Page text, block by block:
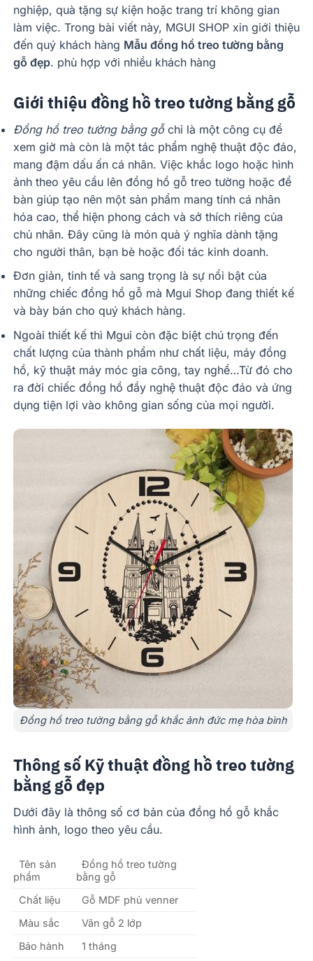
nghiệp, quà tặng sự kiện hoặc trang trí không gian
làm việc. Trong bài viết này, MGUI SHOP xin giới thiệu
đến quý khách hàng Mẫu đồng hồ treo tường bằng
gỗ đẹp. phù hợp với nhiều khách hàng
Giới thiệu đồng hồ treo tường bằng gỗ
Đồng hồ treo tường bằng gỗchỉ là một công cụ để
xem giờ mà còn là một tác phẩm nghệ thuật độc đáo,
mang đậm dấu ấn cá nhân. Việc khắc logo hoặc hình
ảnh theo yêu cầu lên đồng hồ gỗ treo tường hoặc để
bàn giúp tạo nên một sản phẩm mang tính cá nhân
hóa cao, thể hiện phong cách và sở thích riêng của
chủ nhân. Đây cũng là món quà ý nghĩa dành tặng
cho người thân, bạn bè hoặc đối tác kinh doanh.
Đơn giản, tinh tế và sang trọng là sự nổi bật của
những chiếc đồng hồ gỗ mà Mgui Shop đang thiết kế
và bày bán cho quý khách hàng.
Ngoài thiết kế thì Mgui còn đặc biệt chú trọng đến
chất lượng của thành phẩm như chất liệu, máy đồng
hồ, kỹ thuật máy móc gia công, tay nghề…Từ đó cho
ra đời chiếc đồng hồ đầy nghệ thuật độc đáo và ứng
dụng tiện lợi vào không gian sống của mọi người.
Đồng hồ treo tường bằng gỗ khắc ảnh đức mẹ hòa bình
Thông số Kỹ thuật đồng hồ treo tường
bằng gỗ đẹp
Dưới đây là thông số cơ bản của đồng hồ gỗ khắc
hình ảnh, logo theo yêu cầu.
Tên sản
phẩm
Đồng hồ treo tường
bằng gỗ
Chất liệu
Gỗ MDF phủ venner
Màu sắc
Vân gỗ 2 lớp
Bảo hành
1 tháng